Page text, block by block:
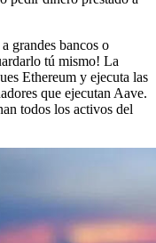
grandes bancos o
tú mismo! La
Ethereum y ejecuta las
que ejecutan Aave.
todos los activos del